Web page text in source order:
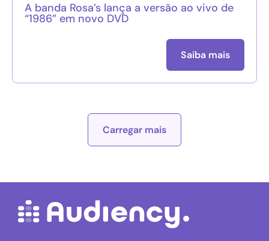
A banda Rosa’s lança a versão ao vivo de
“1986” em novo DVD
Saiba mais
Carregar mais